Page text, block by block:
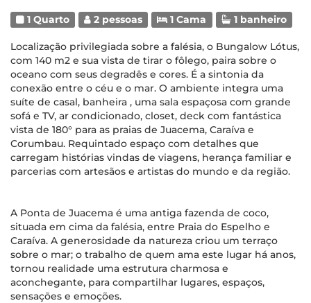
1 Quarto 2 pessoas 1 Cama 1 banheiro
Localização privilegiada sobre a falésia, o Bungalow Lótus,
com 140 m2 e sua vista de tirar o fôlego, paira sobre o
oceano com seus degradês e cores. É a sintonia da
conexão entre o céu e o mar. O ambiente integra uma
suíte de casal, banheira , uma sala espaçosa com grande
sofá e TV, ar condicionado, closet, deck com fantástica
vista de 180° para as praias de Juacema, Caraíva e
Corumbau. Requintado espaço com detalhes que
carregam histórias vindas de viagens, herança familiar e
parcerias com artesãos e artistas do mundo e da região.
A Ponta de Juacema é uma antiga fazenda de coco,
situada em cima da falésia, entre Praia do Espelho e
Caraíva. A generosidade da natureza criou um terraço
sobre o mar; o trabalho de quem ama este lugar há anos,
tornou realidade uma estrutura charmosa e
aconchegante, para compartilhar lugares, espaços,
sensações e emoções.